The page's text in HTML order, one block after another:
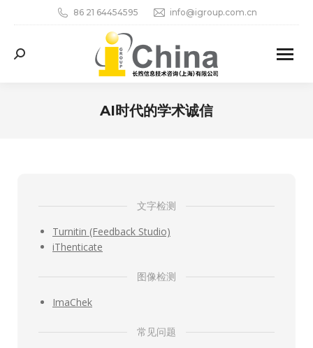
86 21 64454595 info@igroup.com.cn
Search:
AI时代的学术诚信
文字检测
Turnitin (Feedback Studio)
iThenticate
图像检测
ImaChek
常见问题